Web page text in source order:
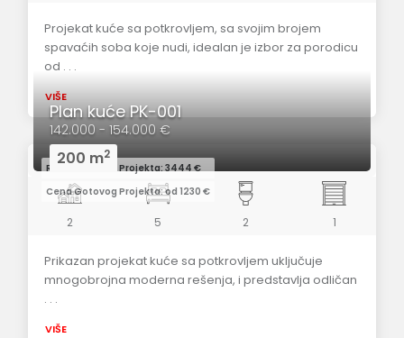
Projekat kuće sa potkrovljem, sa svojim brojem
spavaćih soba koje nudi, idealan je izbor za porodicu
od . . .
VIŠE
Redovna Cena Projekta: 3444 €
Cena Gotovog Projekta: od 1230 €
Plan kuće PK-001
142.000 - 154.000 €
200 m2
2 5 2 1
Prikazan projekat kuće sa potkrovljem uključuje
mnogobrojna moderna rešenja, i predstavlja odličan
. . .
VIŠE